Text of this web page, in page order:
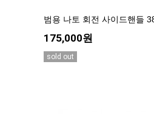
범용 나토 회전 사이드핸들
175,000원
sold out